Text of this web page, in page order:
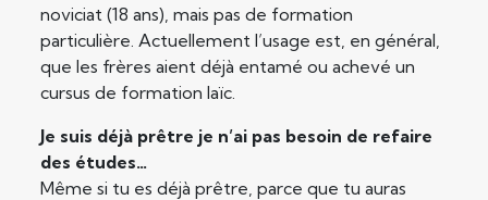
noviciat (18 ans), mais pas de formation
particulière. Actuellement l’usage est, en général,
que les frères aient déjà entamé ou achevé un
cursus de formation laïc.
Je suis déjà prêtre je n’ai pas besoin de refaire
des études…
Même si tu es déjà prêtre, parce que tu auras